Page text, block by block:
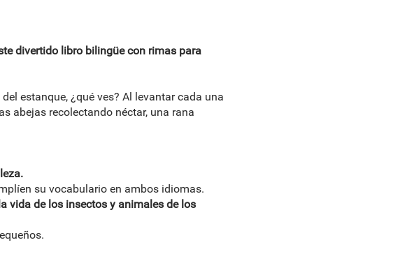
divertido libro bilingüe con rimas para
estanque, ¿qué ves? Al levantar cada una
abejas recolectando néctar, una rana
su vocabulario en ambos idiomas.
vida de los insectos y animales de los